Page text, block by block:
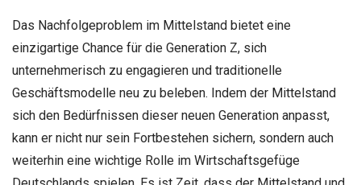
Das Nachfolgeproblem im Mittelstand bietet eine
einzigartige Chance für die Generation Z, sich
unternehmerisch zu engagieren und traditionelle
Geschäftsmodelle neu zu beleben. Indem der Mittelstand
sich den Bedürfnissen dieser neuen Generation anpasst,
kann er nicht nur sein Fortbestehen sichern, sondern auch
weiterhin eine wichtige Rolle im Wirtschaftsgefüge